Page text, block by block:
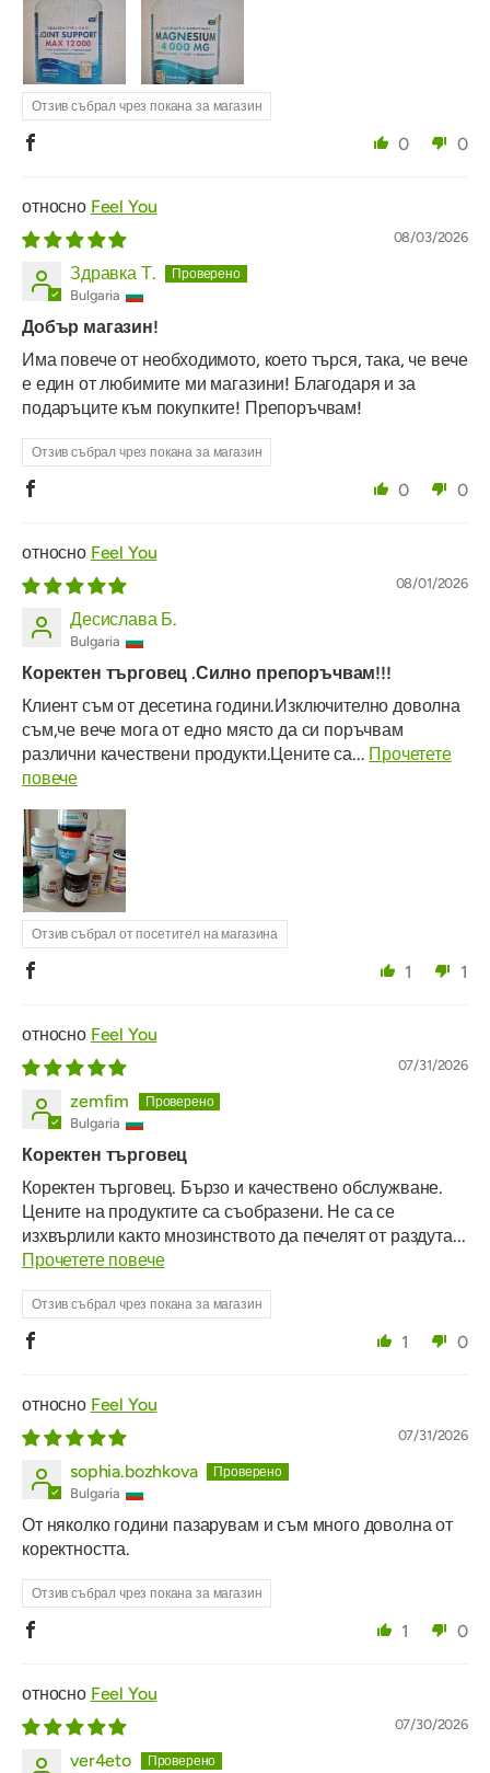
Отзив събрал чрез покана за магазин
0 0
Feel You
08/03/2026
Здравка Т.
Bulgaria
Добър магазин!
Има повече от необходимото, което търся, така, че вече
е един от любимите ми магазини! Благодаря и за
подаръците към покупките! Препоръчвам!
Отзив събрал чрез покана за магазин
0 0
Feel You
08/01/2026
Десислава Б.
Bulgaria
Коректен търговец .Силно препоръчвам!!!
Клиент съм от десетина години.Изключително доволна
съм,че вече мога от едно място да си поръчвам
различни качествени продукти.Цените са... Прочетете
повече
Отзив събрал от посетител на магазина
1 1
Feel You
07/31/2026
zemfim
Bulgaria
Коректен търговец
Коректен търговец. Бързо и качествено обслужване.
Цените на продуктите са съобразени. Не са се
изхвърлили както мнозинството да печелят от раздута...
Прочетете повече
Отзив събрал чрез покана за магазин
1 0
Feel You
07/31/2026
sophia.bozhkova
Bulgaria
От няколко години пазарувам и съм много доволна от
коректността.
Отзив събрал чрез покана за магазин
1 0
Feel You
07/30/2026
ver4eto